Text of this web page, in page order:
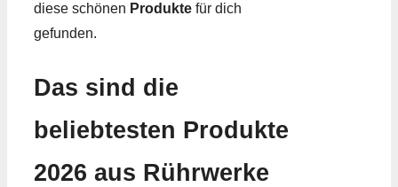
diese schönen Produkte für dich
gefunden.
Das sind die
beliebtesten Produkte
2026 aus Rührwerke